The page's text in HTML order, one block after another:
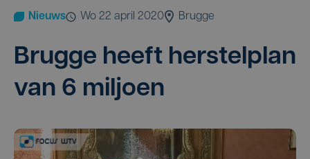
Nieuws wo 22 april 2020 Brugge
Brug­ge heeft her­stel­plan
van 6 miljoen